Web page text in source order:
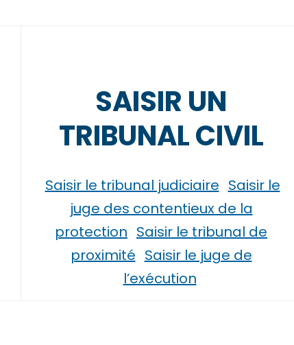
SAISIR UN
TRIBUNAL CIVIL
Saisir le tribunal judiciaire Saisir le
juge des contentieux de la
protection Saisir le tribunal de
proximité Saisir le juge de
l’exécution